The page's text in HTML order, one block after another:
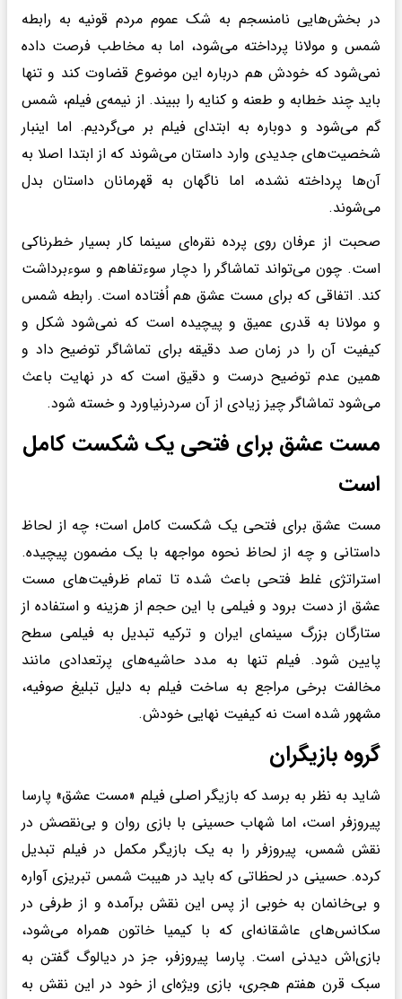
در بخش‌هایی نامنسجم به شک عموم مردم قونیه به رابطه
شمس و مولانا پرداخته می‌شود، اما به مخاطب فرصت داده
نمی‌شود که خودش هم درباره این موضوع قضاوت کند و تنها
باید چند خطابه و طعنه و کنایه را ببیند. از نیمه‌ی فیلم، شمس
گم می‌شود و دوباره به ابتدای فیلم بر می‌گردیم. اما اینبار
شخصیت‌های جدیدی وارد داستان می‌شوند که از ابتدا اصلا به
آن‌ها پرداخته نشده، اما ناگهان به قهرمانان داستان بدل
می‌شوند.
صحبت از عرفان روی پرده نقره‌ای سینما کار بسیار خطرناکی
است. چون می‌تواند تماشاگر را دچار سوءتفاهم و سوءبرداشت
کند. اتفاقی که برای مست عشق هم اُفتاده است. رابطه شمس
و مولانا به قدری عمیق و پیچیده است که نمی‌شود شکل و
کیفیت آن را در زمان صد دقیقه برای تماشاگر توضیح داد و
همین عدم توضیح درست و دقیق است که در نهایت باعث
می‌شود تماشاگر چیز زیادی از آن سردرنیاورد و خسته شود.
مست عشق برای فتحی یک شکست کامل
است
مست عشق برای فتحی یک شکست کامل است؛ چه از لحاظ
داستانی و چه از لحاظ نحوه مواجهه با یک مضمون پیچیده.
استراتژی غلط فتحی باعث شده تا تمام ظرفیت‌های مست
عشق از دست برود و فیلمی با این حجم از هزینه و استفاده از
ستارگان بزرگ سینمای ایران و ترکیه تبدیل به فیلمی سطح
پایین شود. فیلم تنها به مدد حاشیه‌های پرتعدادی مانند
مخالفت برخی مراجع به ساخت فیلم به دلیل تبلیغ صوفیه،
مشهور شده است نه کیفیت نهایی خودش.
گروه بازیگران
شاید به نظر به برسد که بازیگر اصلی فیلم «مست عشق» پارسا
پیروزفر است، اما شهاب حسینی با بازی روان و بی‌نقصش در
نقش شمس، پیروزفر را به یک بازیگر مکمل در فیلم تبدیل
کرده. حسینی در لحظاتی که باید در هیبت شمس تبریزی آواره
و بی‌خانمان به خوبی از پس این نقش برآمده و از طرفی در
سکانس‌های عاشقانه‌ای که با کیمیا خاتون همراه می‌شود،
بازی‌اش دیدنی است. پارسا پیروزفر، جز در دیالوگ گفتن به
سبک قرن هفتم هجری، بازی ویژه‌ای از خود در این نقش به